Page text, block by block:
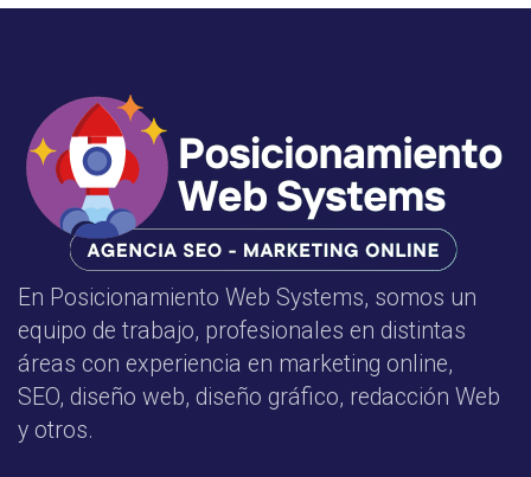
En Posicionamiento Web Systems, somos un
equipo de trabajo, profesionales en distintas
áreas con experiencia en marketing online,
SEO, diseño web, diseño gráfico, redacción Web
y otros.